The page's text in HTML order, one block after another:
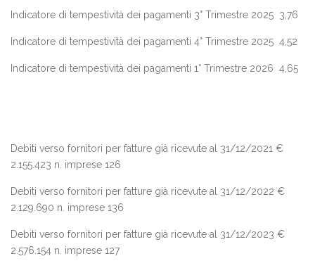
Indicatore di tempestività dei pagamenti 3° Trimestre 2025 3,76
Indicatore di tempestività dei pagamenti 4° Trimestre 2025 4,52
Indicatore di tempestività dei pagamenti 1° Trimestre 2026 4,65
Debiti verso fornitori per fatture già ricevute al 31/12/2021 €
2.155.423 n. imprese 126
Debiti verso fornitori per fatture già ricevute al 31/12/2022 €
2.129.690 n. imprese 136
Debiti verso fornitori per fatture già ricevute al 31/12/2023 €
2.576.154 n. imprese 127